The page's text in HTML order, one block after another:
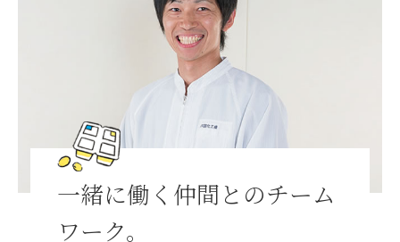
一緒に働く仲間とのチーム
ワーク。